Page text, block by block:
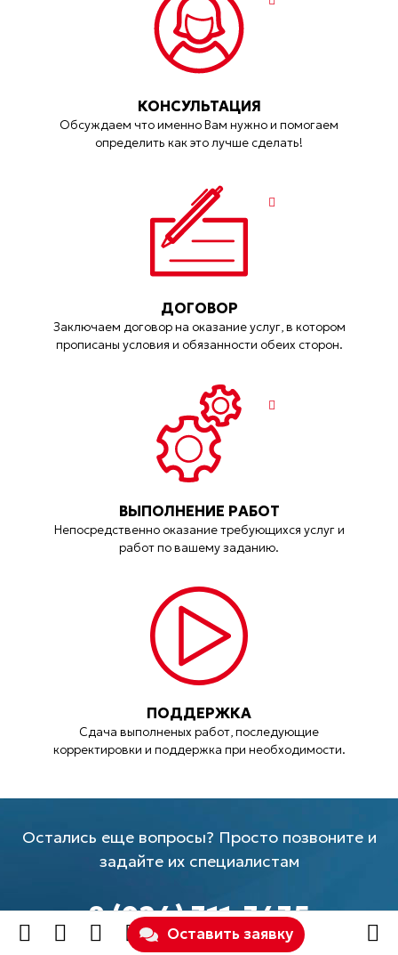
КОНСУЛЬТАЦИЯ
Обсуждаем что именно Вам нужно и помогаем
определить как это лучше сделать!
ДОГОВОР
Заключаем договор на оказание услуг, в котором
прописаны условия и обязанности обеих сторон.
ВЫПОЛНЕНИЕ РАБОТ
Непосредственно оказание требующихся услуг и
работ по вашему заданию.
ПОДДЕРЖКА
Сдача выполненых работ, последующие
корректировки и поддержка при необходимости.
Остались еще вопросы? Просто позвоните и
задайте их специалистам
8 (924) 311-3435
Оставить заявку